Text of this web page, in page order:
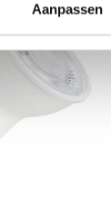
Aanpassen